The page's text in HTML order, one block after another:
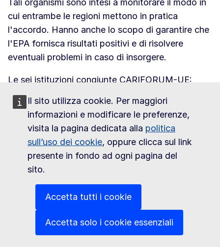
Il sito utilizza cookie. Per maggiori
informazioni e modificare le preferenze,
visita la pagina dedicata alla politica
sull’uso dei cookie, oppure clicca sul link
presente in fondo ad ogni pagina del
sito.
Accetta tutti i cookie
Accetta solo i cookie essenziali
Tali organismi sono intesi a monitorare il modo in
cui entrambe le regioni mettono in pratica
l'accordo. Hanno anche lo scopo di garantire che
l'EPA fornisca risultati positivi e di risolvere
eventuali problemi in caso di insorgere.
Le sei istituzioni congiunte CARIFORUM-UE:
Consiglio congiunto
Comitato per il commercio e lo sviluppo
(T&DC)
Commissione parlamentare
Comitato consultivo
Comitato speciale per la cooperazione
doganale e l'agevolazione degli scambi
Comitato speciale Agricoltura.
Aiutare le imprese caraibiche